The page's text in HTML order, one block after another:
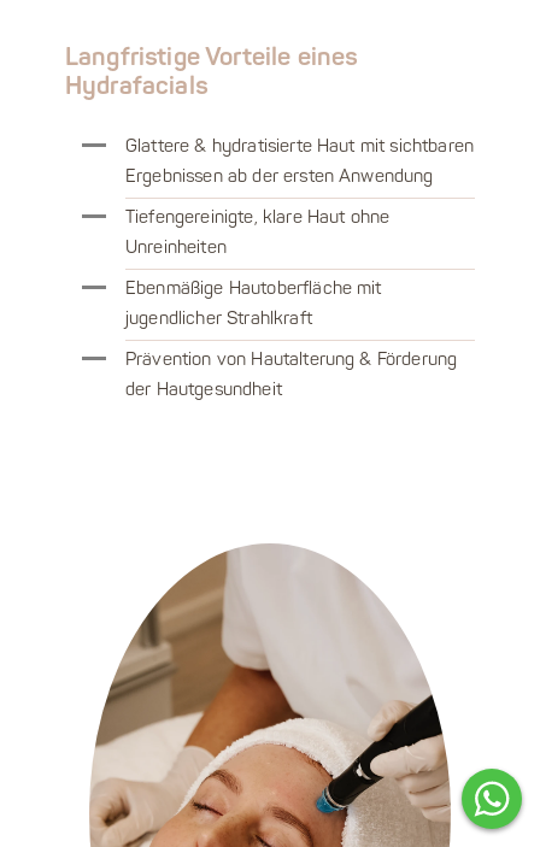
Langfristige Vorteile eines
Hydrafacials
Glattere & hydratisierte Haut mit sichtbaren
Ergebnissen ab der ersten Anwendung
Tiefengereinigte, klare Haut ohne
Unreinheiten
Ebenmäßige Hautoberfläche mit
jugendlicher Strahlkraft
Prävention von Hautalterung & Förderung
der Hautgesundheit